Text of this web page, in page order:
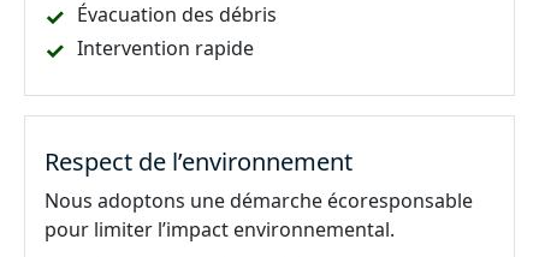
Évacuation des débris
Intervention rapide
Respect de l’environnement
Nous adoptons une démarche écoresponsable
pour limiter l’impact environnemental.